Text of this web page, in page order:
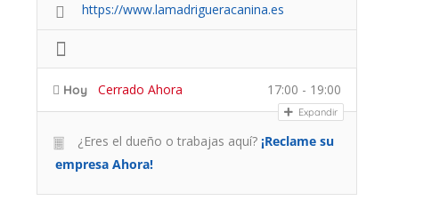
https://www.lamadrigueracanina.es
Hoy Cerrado Ahora 17:00 - 19:00
Expandir
¿Eres el dueño o trabajas aquí? ¡Reclame su
empresa Ahora!